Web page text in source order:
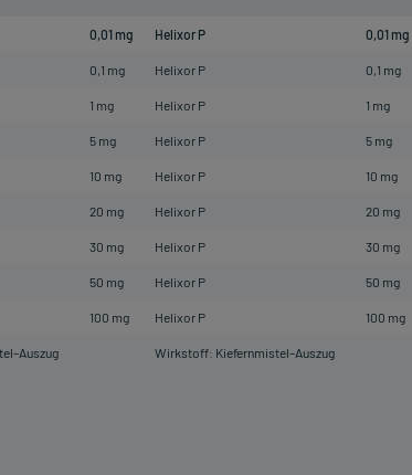
0,01 mg Helixor P 0,01 mg
0,1 mg Helixor P 0,1 mg
1 mg Helixor P 1 mg
5 mg Helixor P 5 mg
10 mg Helixor P 10 mg
20 mg Helixor P 20 mg
30 mg Helixor P 30 mg
50 mg Helixor P 50 mg
100 mg Helixor P 100 mg
Wirkstoff: Kiefernmistel–Auszug